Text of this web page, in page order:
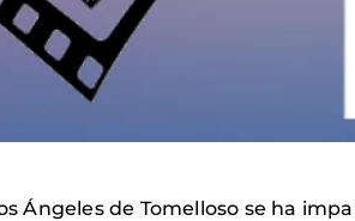
Ángeles de Tomelloso se ha